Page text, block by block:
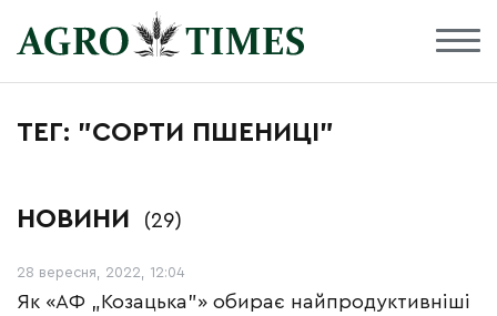
ТЕГ: "СОРТИ ПШЕНИЦІ"
НОВИНИ (29)
28 вересня, 2022, 12:04
Як «АФ „Козацька”» обирає найпродуктивніші